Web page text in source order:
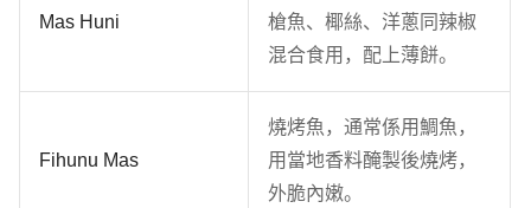
Mas Huni
槍魚、椰絲、洋蔥同辣椒
混合食用，配上薄餅。
Fihunu Mas
燒烤魚，通常係用鯛魚，
用當地香料醃製後燒烤，
外脆內嫩。